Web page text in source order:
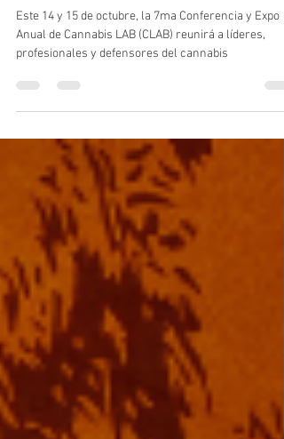
Cannabis LAB
Este 14 y 15 de octubre, la 7ma Conferencia y Expo
Anual de Cannabis LAB (CLAB) reunirá a líderes,